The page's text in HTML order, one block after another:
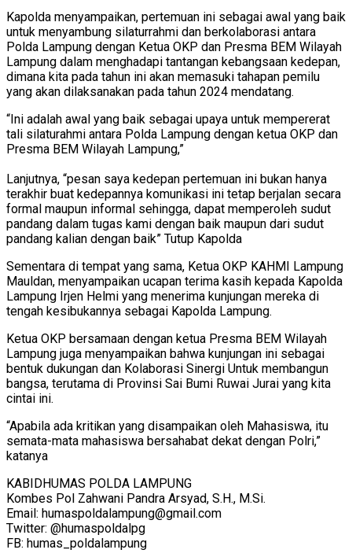
Kapolda menyampaikan, pertemuan ini sebagai awal yang baik
untuk menyambung silaturrahmi dan berkolaborasi antara
Polda Lampung dengan Ketua OKP dan Presma BEM Wilayah
Lampung dalam menghadapi tantangan kebangsaan kedepan,
dimana kita pada tahun ini akan memasuki tahapan pemilu
yang akan dilaksanakan pada tahun 2024 mendatang.
“Ini adalah awal yang baik sebagai upaya untuk mempererat
tali silaturahmi antara Polda Lampung dengan ketua OKP dan
Presma BEM Wilayah Lampung,”
Lanjutnya, “pesan saya kedepan pertemuan ini bukan hanya
terakhir buat kedepannya komunikasi ini tetap berjalan secara
formal maupun informal sehingga, dapat memperoleh sudut
pandang dalam tugas kami dengan baik maupun dari sudut
pandang kalian dengan baik” Tutup Kapolda
Sementara di tempat yang sama, Ketua OKP KAHMI Lampung
Mauldan, menyampaikan ucapan terima kasih kepada Kapolda
Lampung Irjen Helmi yang menerima kunjungan mereka di
tengah kesibukannya sebagai Kapolda Lampung.
Ketua OKP bersamaan dengan ketua Presma BEM Wilayah
Lampung juga menyampaikan bahwa kunjungan ini sebagai
bentuk dukungan dan Kolaborasi Sinergi Untuk membangun
bangsa, terutama di Provinsi Sai Bumi Ruwai Jurai yang kita
cintai ini.
“Apabila ada kritikan yang disampaikan oleh Mahasiswa, itu
semata-mata mahasiswa bersahabat dekat dengan Polri,”
katanya
KABIDHUMAS POLDA LAMPUNG
Kombes Pol Zahwani Pandra Arsyad, S.H., M.Si.
Email: humaspoldalampung@gmail.com
Twitter: @humaspoldalpg
FB: humas_poldalampung